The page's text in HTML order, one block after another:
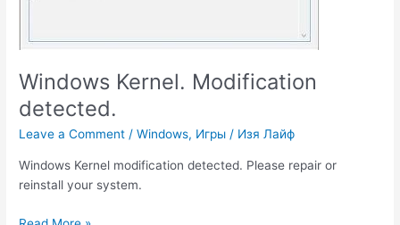
пиратку
Windows Kernel. Modification
detected.
Leave a Comment /Windows, Игры / Изя Лайф
Windows Kernel modification detected. Please repair or
reinstall your system.
Windows